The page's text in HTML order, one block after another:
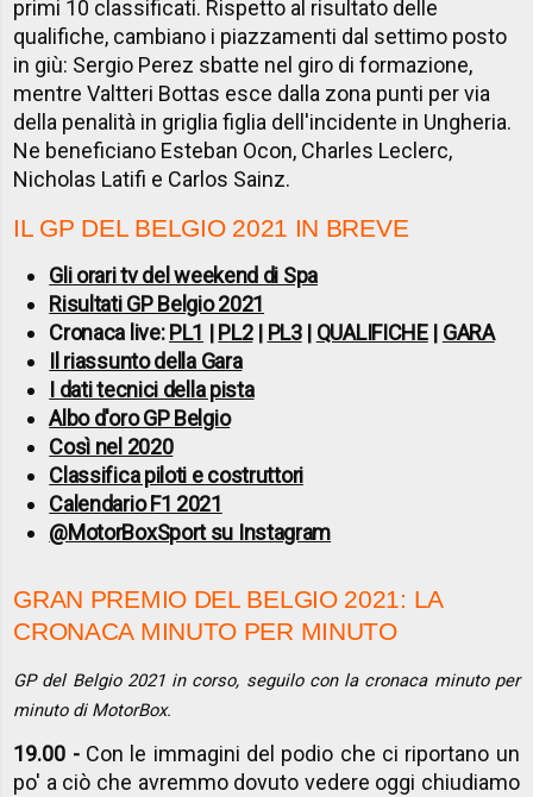
primi 10 classificati. Rispetto al risultato delle
qualifiche, cambiano i piazzamenti dal settimo posto
in giù: Sergio Perez sbatte nel giro di formazione,
mentre Valtteri Bottas esce dalla zona punti per via
della penalità in griglia figlia dell'incidente in Ungheria.
Ne beneficiano Esteban Ocon, Charles Leclerc,
Nicholas Latifi e Carlos Sainz.
IL GP DEL BELGIO 2021 IN BREVE
Gli orari tv del weekend di Spa
Risultati GP Belgio 2021
Cronaca live:PL1 | PL2| PL3| QUALIFICHE| GARA
Il riassunto della Gara
I dati tecnici della pista
Albo d'oro GP Belgio
Così nel 2020
Classifica piloti e costruttori
Calendario F1 2021
@MotorBoxSport su Instagram
GRAN PREMIO DEL BELGIO 2021: LA
CRONACA MINUTO PER MINUTO
GP del Belgio 2021 in corso, seguilo con la cronaca minuto per
minuto di MotorBox.
19.00 - Con le immagini del podio che ci riportano un
po' a ciò che avremmo dovuto vedere oggi chiudiamo